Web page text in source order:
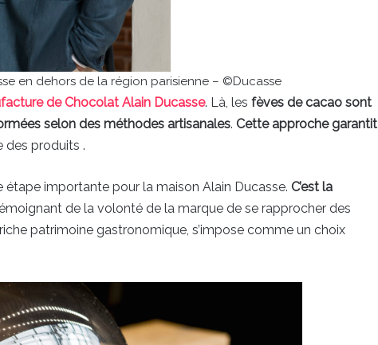
en dehors de la région parisienne – ©Ducasse
de Chocolat Alain Ducasse. Là, les fèves de cacao sont
selon des méthodes artisanales. Cette approche garantit
produits .
étape importante pour la maison Alain Ducasse. C’est la
de la volonté de la marque de se rapprocher des
patrimoine gastronomique, s’impose comme un choix